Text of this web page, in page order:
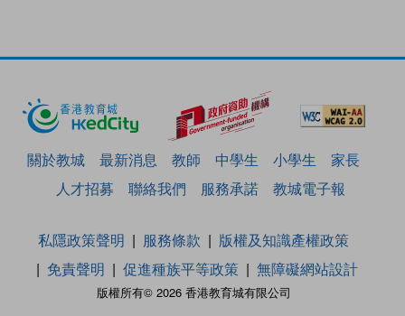
關於教城 最新消息 教師 中學生 小學生
家長
人才招募
聯絡我們 服務承諾 教城電子報
版權所有© 2026 香港教育城有限公司
私隱政策聲明 服務條款
版權及知識產權政策
免責聲明
促進種族平等政策 無障礙網站設計